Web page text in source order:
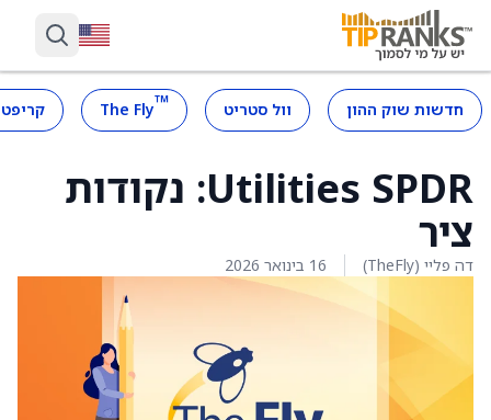
חדשות שוק ההון וול סטריט ™
The Fly
Utilities SPDR: נקודות
ציר
דה פליי (TheFly) 16 בינואר 2026